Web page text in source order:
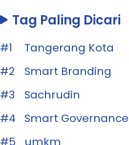
Tag Paling Dicari
#1
Tangerang Kota
#2
Smart Branding
#3
Sachrudin
#4
Smart Governance
#5
umkm